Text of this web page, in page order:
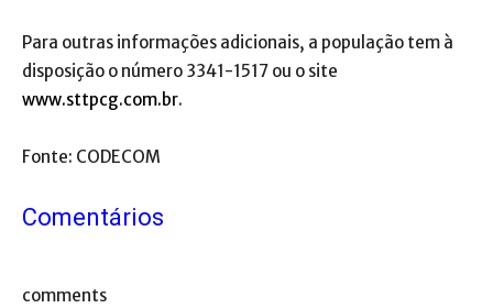
Para outras informações adicionais, a população tem à
disposição o número ‪3341-1517 ou o site
www.sttpcg.com.br.
Fonte: CODECOM
Comentários
comments